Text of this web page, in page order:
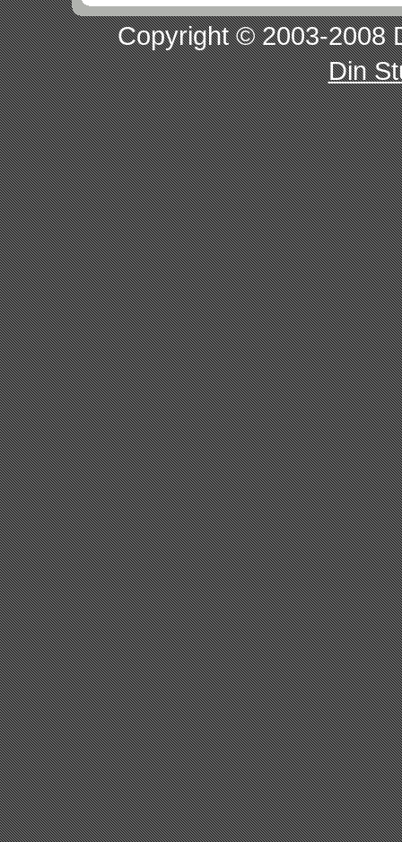
Copyright © 2003-2008
Din